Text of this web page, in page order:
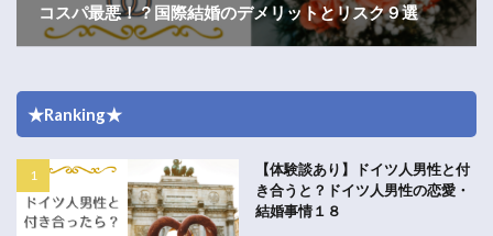
コスパ最悪！？国際結婚のデメリットとリスク９選
★Ranking★
【体験談あり】ドイツ人男性と付
き合うと？ドイツ人男性の恋愛・
結婚事情１８